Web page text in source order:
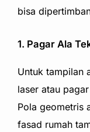
bisa
1. Pagar Ala
Untuk tampilan
laser atau
Pola geometris
fasad rumah